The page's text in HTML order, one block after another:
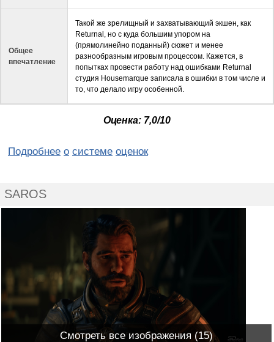
Общее
впечатление
Такой же зрелищный и захватывающий экшен, как
Returnal, но с куда большим упором на
(прямолинейно поданный) сюжет и менее
разнообразным игровым процессом. Кажется, в
попытках провести работу над ошибками Returnal
студия Housemarque записала в ошибки в том числе и
то, что делало игру особенной.
Оценка: 7,0/10
Подробнее о системе оценок
SAROS
Смотреть все изображения (15)